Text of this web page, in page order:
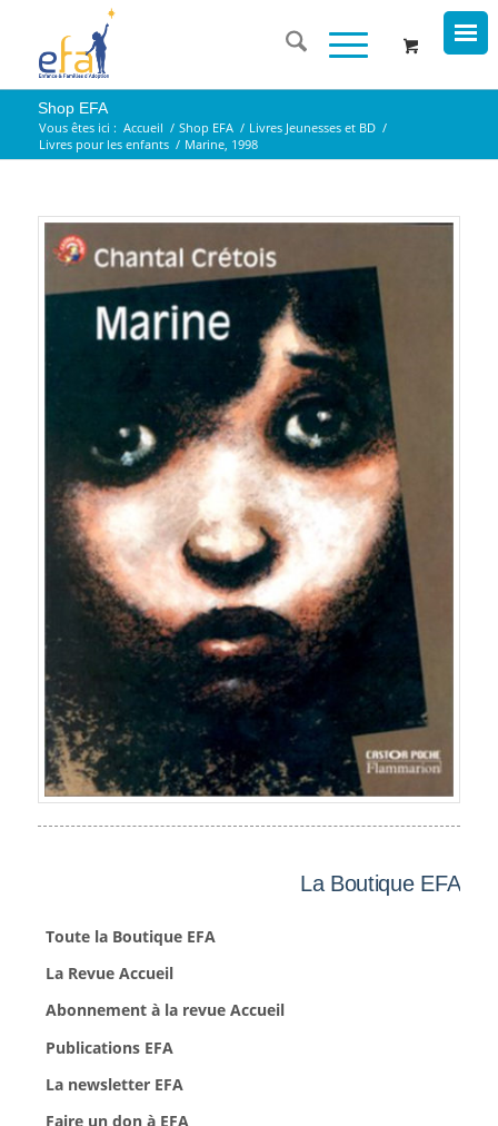
Shop EFA
Vous êtes ici : Accueil / Shop EFA / Livres Jeunesses et BD /
Livres pour les enfants / Marine, 1998
La Boutique EFA
Toute la Boutique EFA
La Revue Accueil
Abonnement à la revue Accueil
Publications EFA
La newsletter EFA
Faire un don à EFA